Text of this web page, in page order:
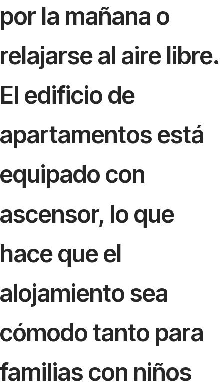
por la mañana o
relajarse al aire libre.
El edificio de
apartamentos está
equipado con
ascensor, lo que
hace que el
alojamiento sea
cómodo tanto para
familias con niños